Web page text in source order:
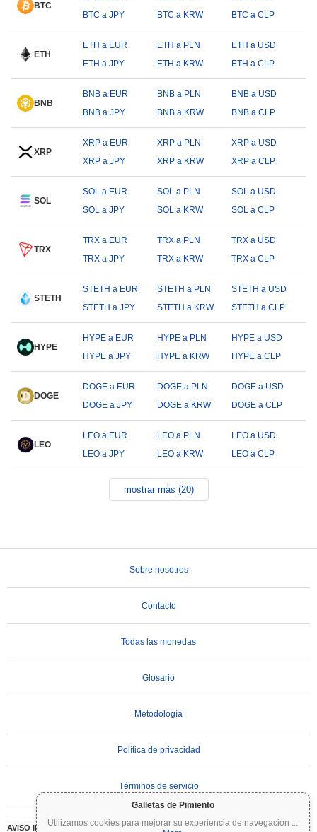
Galletas de Pimiento
Utilizamos cookies para mejorar su experiencia de navegación ...
BTC
BTC a JPY
BTC a KRW BTC a CLP
ETH
ETH a EUR ETH a PLN
ETH a USD
ETH a JPY
ETH a KRW ETH a CLP
BNB
BNB a EUR BNB a PLN
BNB a USD
BNB a JPY
BNB a KRW BNB a CLP
XRP
XRP a EUR XRP a PLN
XRP a USD
XRP a JPY
XRP a KRW XRP a CLP
SOL
SOL a EUR SOL a PLN
SOL a USD
SOL a JPY
SOL a KRW SOL a CLP
TRX
TRX a EUR TRX a PLN
TRX a USD
TRX a JPY
TRX a KRW TRX a CLP
STETH
STETH a EUR STETH a PLN
STETH a USD
STETH a JPY
STETH a KRW STETH a CLP
HYPE
HYPE a EUR HYPE a PLN
HYPE a USD
HYPE a JPY
HYPE a KRW HYPE a CLP
DOGE
DOGE a EUR DOGE a PLN
DOGE a USD
DOGE a JPY
DOGE a KRW DOGE a CLP
LEO
LEO a EUR LEO a PLN
LEO a USD
LEO a JPY
LEO a KRW LEO a CLP
mostrar más (20)
Sobre nosotros
Contacto
Todas las monedas
Glosario
Metodología
Política de privacidad
Términos de servicio
AVISO IMPORTANTE:Las criptomonedas son altamente volátiles e implican un riesgo